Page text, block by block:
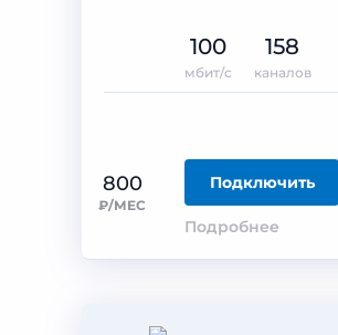
800
₽/МЕС
Подключить
Подробнее
100
мбит/с
158
каналов